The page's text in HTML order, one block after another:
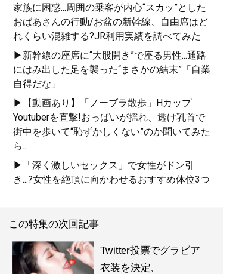
家族に困惑...周囲の乗客が内心“スカッ”とした
おばあさんの行動/お盆の新幹線、自由席はど
れくらい混雑する?JR利用実績を調べてみた
▶新幹線の座席に“大股開き”で座る男性...通路
にはみ出した足を襲った“まさかの結末”「自業
自得だな」
▶【動画あり】「ノーブラ散歩」Hカップ
Youtuberを直撃!おっぱいが揺れ、透け乳首で
街中を歩いて“恥ずかしくない”のか聞いてみた
ら...
▶「深く激しいセックス」で女性がドン引
き...?女性を絶頂に向かわせるおすすめ体位3つ
この特集の次回記事
Twitter投票でグラビア
衣装を決定、